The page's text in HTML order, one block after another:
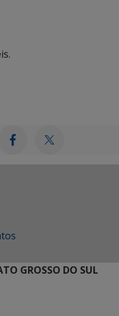
GROSSO DO SUL